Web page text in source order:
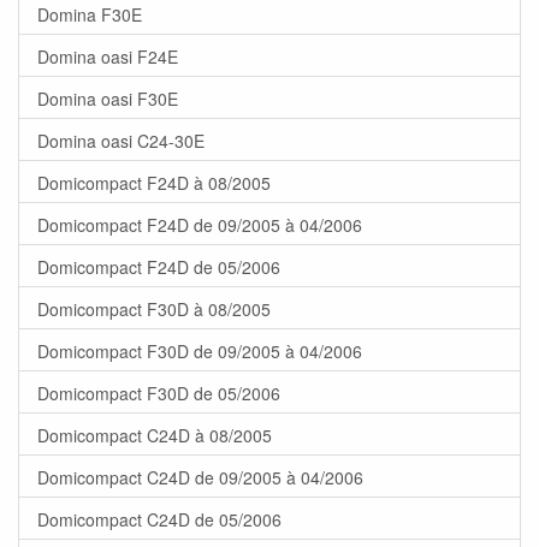
Domina F30E
Domina oasi F24E
Domina oasi F30E
Domina oasi C24-30E
Domicompact F24D à 08/2005
Domicompact F24D de 09/2005 à 04/2006
Domicompact F24D de 05/2006
Domicompact F30D à 08/2005
Domicompact F30D de 09/2005 à 04/2006
Domicompact F30D de 05/2006
Domicompact C24D à 08/2005
Domicompact C24D de 09/2005 à 04/2006
Domicompact C24D de 05/2006